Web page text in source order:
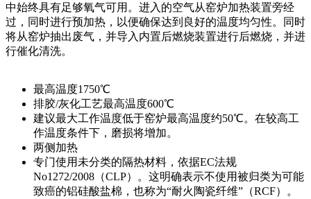
中始终具有足够氧气可用。进入的空气从窑炉加热装置旁经
过，同时进行预加热，以便确保达到良好的温度均匀性。同时
将从窑炉抽出废气，并导入内置后燃烧装置进行后燃烧，并进
行催化清洗。
最高温度1750℃
排胶/灰化工艺最高温度600℃
建议最大工作温度低于窑炉最高温度约50℃。在较高工
作温度条件下，磨损将增加。
两侧加热
专门使用未分类的隔热材料，依据EC法规
No1272/2008（CLP）。这明确表示不使用被归类为可能
致癌的铝硅酸盐棉，也称为“耐火陶瓷纤维”（RCF）。